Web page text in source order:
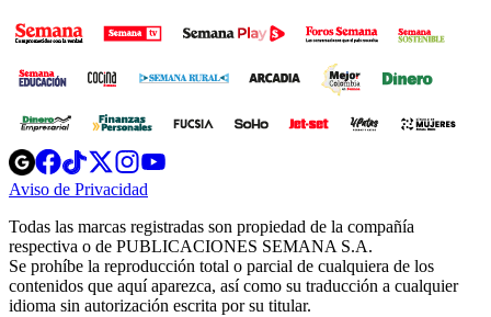
Opens
in
new
Opens
in
new
Opens
in
new
window
Opens
new
windowwindow
Aviso de Privacidad
new
window
Todas las marcas registradas son propiedad de la compañía
respectiva o de PUBLICACIONES SEMANA S.A.
Se prohíbe la reproducción total o parcial de cualquiera de los
contenidos que aquí aparezca, así como su traducción a cualquier
idioma sin autorización escrita por su titular.